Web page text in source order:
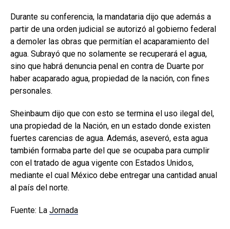
Durante su conferencia, la mandataria dijo que además a
partir de una orden judicial se autorizó al gobierno federal
a demoler las obras que permitían el acaparamiento del
agua. Subrayó que no solamente se recuperará el agua,
sino que habrá denuncia penal en contra de Duarte por
haber acaparado agua, propiedad de la nación, con fines
personales.
Sheinbaum dijo que con esto se termina el uso ilegal del,
una propiedad de la Nación, en un estado donde existen
fuertes carencias de agua. Además, aseveró, esta agua
también formaba parte del que se ocupaba para cumplir
con el tratado de agua vigente con Estados Unidos,
mediante el cual México debe entregar una cantidad anual
al país del norte.
Fuente: La Jornada